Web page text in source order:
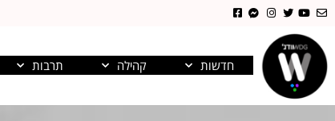
חדשות קהילה תרבות